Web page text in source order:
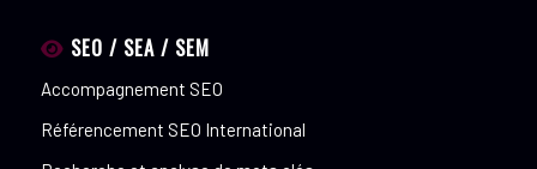
SEO / SEA / SEM
Accompagnement SEO
Référencement SEO International